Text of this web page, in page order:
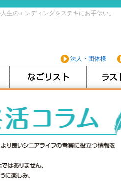
生のエンディングをステキにお手伝い。
法人・団体様